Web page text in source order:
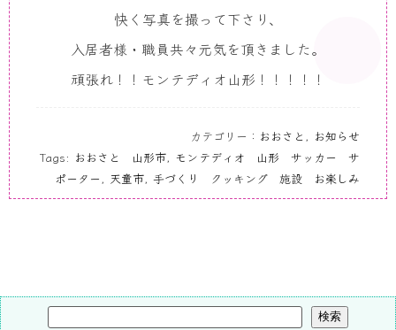
快く写真を撮って下さり、
入居者様・職員共々元気を頂きました。
頑張れ！！モンテディオ山形！！！！！
カテゴリー： おおさと, お知らせ
Tags: おおさと 山形市, モンテディオ 山形 サッカー サ
ポーター, 天童市, 手づくり クッキング 施設 お楽しみ
検索